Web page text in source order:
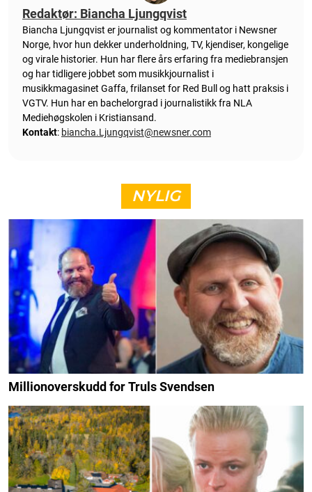
Redaktør: Biancha Ljungqvist
Biancha Ljungqvist er journalist og kommentator i Newsner
Norge, hvor hun dekker underholdning, TV, kjendiser, kongelige
og virale historier. Hun har flere års erfaring fra mediebransjen
og har tidligere jobbet som musikkjournalist i
musikkmagasinet Gaffa, frilanset for Red Bull og hatt praksis i
VGTV. Hun har en bachelorgrad i journalistikk fra NLA
Mediehøgskolen i Kristiansand.
Kontakt: biancha.Ljungqvist@newsner.com
NYLIG
Millionoverskudd for Truls Svendsen